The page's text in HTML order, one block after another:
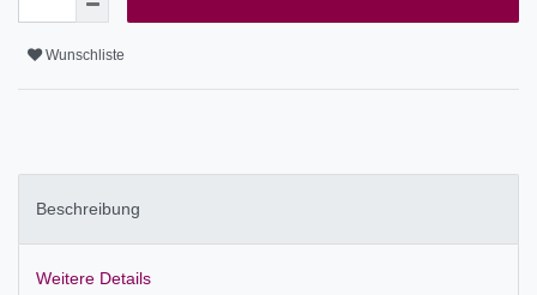
Wunschliste
Beschreibung
Weitere Details